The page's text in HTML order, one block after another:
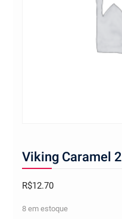
Viking Caramel
R$12.70
8 em estoque